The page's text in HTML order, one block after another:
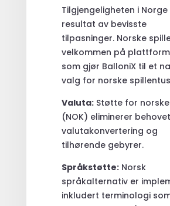
Tilgjengeligheten i Norge
resultat av bevisste
tilpasninger. Norske
velkommen på
som gjør BalloniX til et
valg for norske
Valuta:Støtte for
(NOK) eliminerer
valutakonvertering og
tilhørende gebyrer.
Språkstøtte:Norsk
språkalternativ er
inkludert terminologi